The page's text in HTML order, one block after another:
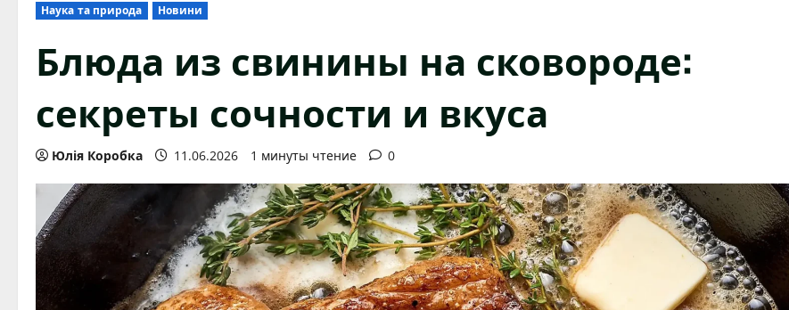
Наука та природа Новини
Блюда из свинины на сковороде:
секреты сочности и вкуса
Юлія Коробка 11.06.2026 1 минуты чтение 0